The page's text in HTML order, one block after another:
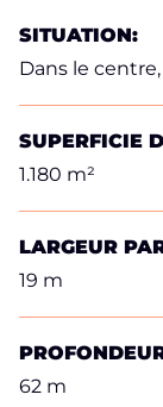
SITUATION:
Dans le
SUPERFICIE
1.180 m²
LARGEUR
19 m
62 m